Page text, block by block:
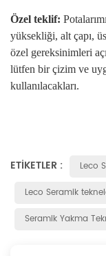
Özel teklif:
yüksekliği, alt çapı,
özel gereksinimleri
lütfen bir çizim ve
kullanılacakları.
ETIKETLER :
Leco
Leco Seramik
Seramik Yakma